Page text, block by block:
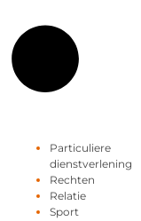
Particuliere
dienstverlening
Rechten
Relatie
Sport